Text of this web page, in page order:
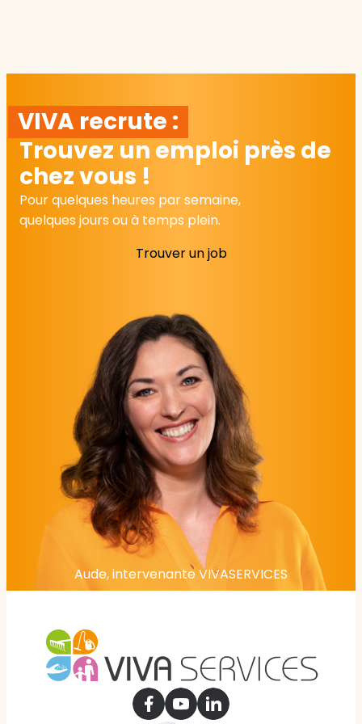
VIVA recrute :
Trouvez un emploi près de
chez vous !
Pour quelques heures par semaine,
quelques jours ou à temps plein.
Trouver un job
Aude, intervenante VIVASERVICES